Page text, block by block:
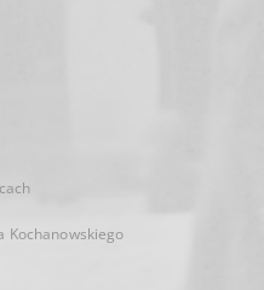
Kochanowskiego